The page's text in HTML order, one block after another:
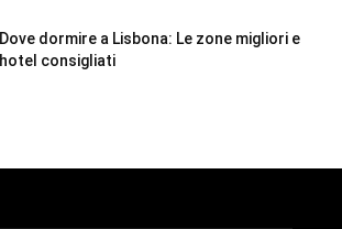
Dove dormire a Lisbona: Le zone migliori e
hotel consigliati